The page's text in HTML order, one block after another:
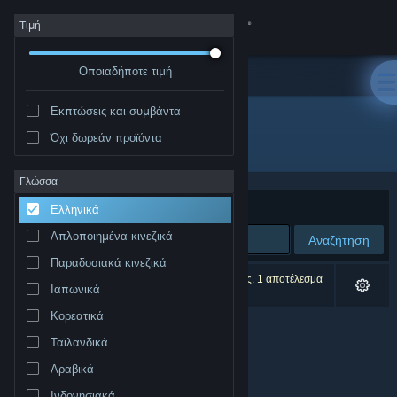
Σύνδεση
Κατάστημα
Σχετικά
Υποστήριξη
Αλλαγή γλώσσας
Προβολή ιστοσελίδας για υπολογιστές
Τιμή
Οποιαδήποτε τιμή
Εκπτώσεις και συμβάντα
Όχι δωρεάν προϊόντα
Γλώσσα
Ελληνικά
Απλοποιημένα κινεζικά
Παραδοσιακά κινεζικά
Ιαπωνικά
Κορεατικά
Ταϊλανδικά
Αραβικά
Δημιουργός: Trey Powell
Ταξινόμηση ανά
Αναζήτηση
0 αποτελέσματα ταιριάζουν με την αναζήτησή σας. 1 αποτέλεσμα
αποκλείστηκε βάσει των προτιμήσεών σας.